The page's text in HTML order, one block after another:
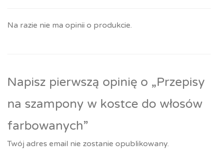
Na razie nie ma opinii o produkcie.
Napisz pierwszą opinię o „Przepisy
na szampony w kostce do włosów
farbowanych”
Twój adres email nie zostanie opublikowany.